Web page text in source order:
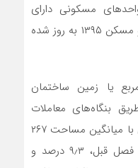
مسکونی دارای
سکنه در سرشماری عمومی نفوس و مسکن ۱۳۹۵ به روز شده
یا زمین ساختمان
بنگاه‌های معاملات
ملکی در کل کشور ۳۶۳۵۰ هزار ریال با میانگین مساحت ۲۶۷
متر مربع بوده است،‌که نسبت به فصل قبل، ۹٫۳ درصد و